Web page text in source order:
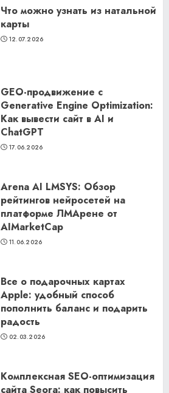
Что можно узнать из натальной
карты
12.07.2026
GEO-продвижение с
Generative Engine Optimization:
Как вывести сайт в AI и
ChatGPT
17.06.2026
Arena AI LMSYS: Обзор
рейтингов нейросетей на
платформе ЛМАрене от
AIMarketCap
11.06.2026
Все о подарочных картах
Apple: удобный способ
пополнить баланс и подарить
радость
02.03.2026
Комплексная SEO-оптимизация
сайта Seora: как повысить